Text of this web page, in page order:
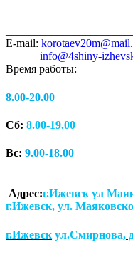
E-mail:
info@4shiny-
Время работы:
8.00-20.00
Сб: 8.00-19.00
Вс: 9.00-18.00
Адрес:г.Ижевск ул
г.Ижевск, ул.
г.Ижевск ул.Смирнова,